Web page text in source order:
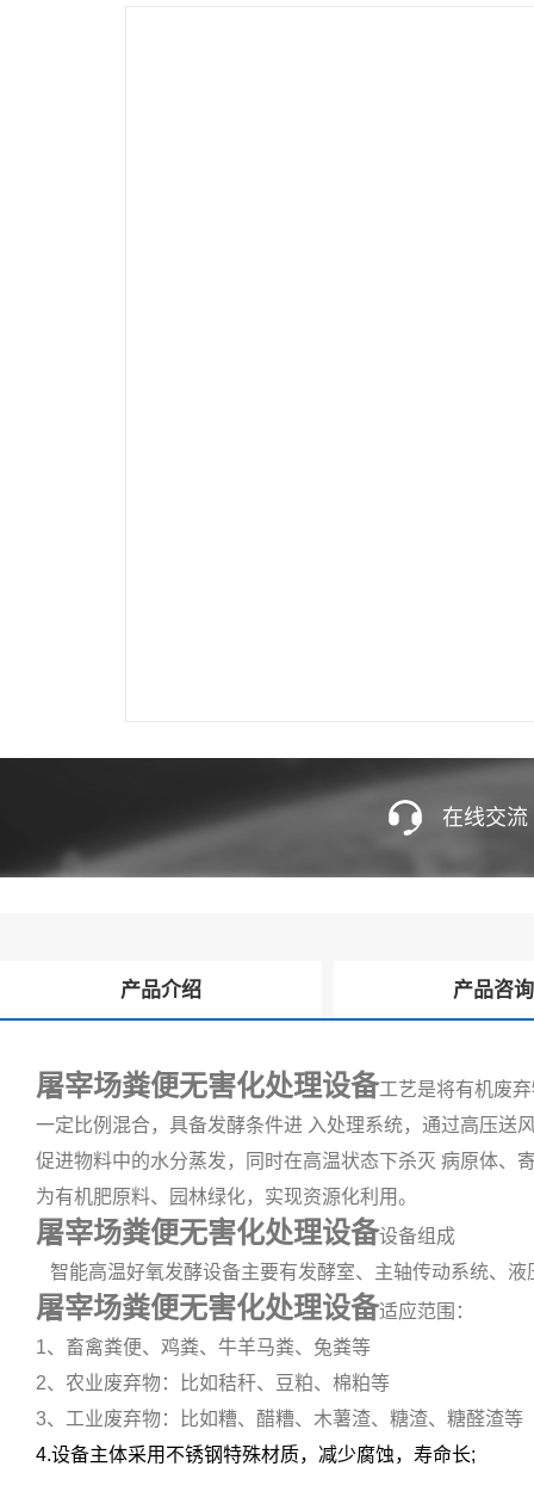
在线交流
产品介绍 产品咨询
屠宰场粪便无害化处理设备工艺是将有机废
一定比例混合，具备发酵条件进 入处理系统，通过高压送
促进物料中的水分蒸发，同时在高温状态下杀灭 病原体、
为有机肥原料、园林绿化，实现资源化利用。
屠宰场粪便无害化处理设备设备组成
智能高温好氧发酵设备主要有发酵室、主轴传动系统、
屠宰场粪便无害化处理设备适应范围：
1、畜禽粪便、鸡粪、牛羊马粪、兔粪等
2、农业废弃物：比如秸秆、豆粕、棉粕等
3、工业废弃物：比如糟、醋糟、木薯渣、糖渣、糖醛渣等
4.设备主体采用不锈钢特殊材质，减少腐蚀，寿命长;